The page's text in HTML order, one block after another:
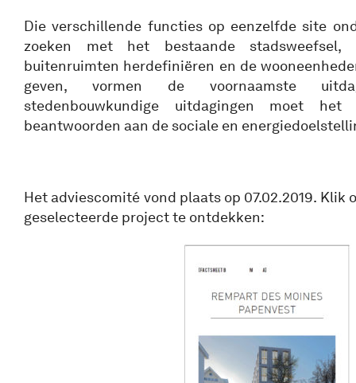
Die verschillende functies op eenzelfde site
zoeken met het bestaande
buitenruimten herdefiniëren en de
geven, vormen de voornaamste
stedenbouwkundige uitdagingen moet
beantwoorden aan de sociale en
Het adviescomité vond plaats op 07.02.2019. Klik
geselecteerde project te ontdekken: